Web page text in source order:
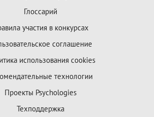
Глоссарий
участия в конкурсах
соглашение
использования cookies
технологии
Проекты Psychologies
Техподдержка